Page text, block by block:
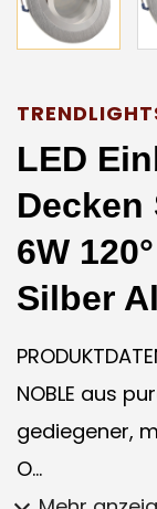
LED
Decken
6W
Silber
NOBLE aus
gediegener,
O...